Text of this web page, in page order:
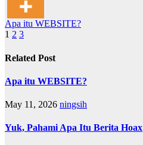
Post
navigation
Apa itu WEBSITE?
1 2 3
Related Post
Apa itu WEBSITE?
May 11, 2026 ningsih
Yuk, Pahami Apa Itu Berita Hoax